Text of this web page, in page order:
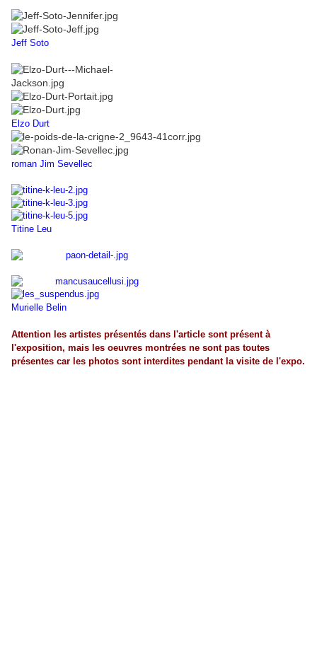
Jeff Soto
Elzo Durt
roman Jim Sevellec
Titine Leu
Murielle Belin
Attention les artistes présentés dans l'article sont présent à
l'exposition, mais les oeuvres montrées ne sont pas toutes
présentes car les photos sont interdites pendant la visite de l'expo.